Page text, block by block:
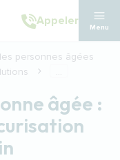
Appeler
Menu
personnes âgées
...
âgée :